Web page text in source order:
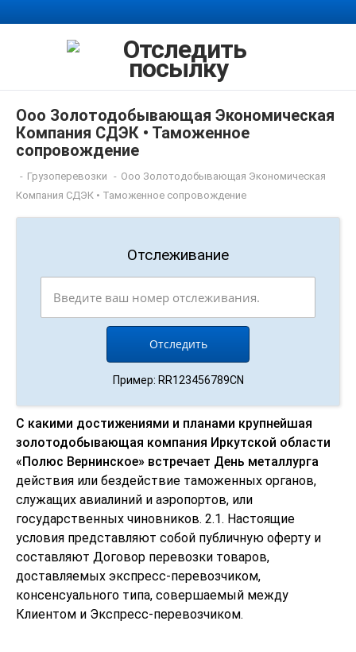
Ооо Золотодобывающая Экономическая
Компания СДЭК • Таможенное
сопровождение
- Грузоперевозки - Ооо Золотодобывающая Экономическая
Компания СДЭК • Таможенное сопровождение
Отслеживание
Пример: RR123456789CN
С какими достижениями и планами крупнейшая
золотодобывающая компания Иркутской области
«Полюс Вернинское» встречает День металлурга
действия или бездействие таможенных органов,
служащих авиалиний и аэропортов, или
государственных чиновников. 2.1. Настоящие
условия представляют собой публичную оферту и
составляют Договор перевозки товаров,
доставляемых экспресс-перевозчиком,
консенсуального типа, совершаемый между
Клиентом и Экспресс-перевозчиком.